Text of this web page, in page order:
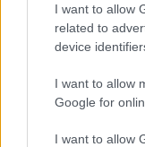
I want to allow
related to
device
I want to allow
Google for
I want to allow
bajban” – idézi a
állapított meg,
rászorultaknak.